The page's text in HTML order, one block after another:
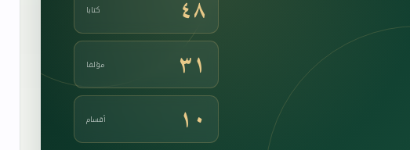
٤٨ كتابا
٣١ مؤلفا
١٠ أقسام